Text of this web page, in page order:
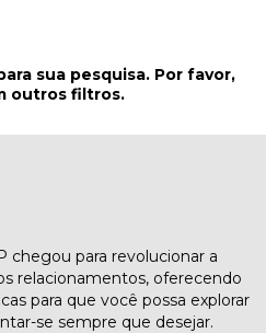
sua pesquisa. Por favor,
outros filtros.
chegou para revolucionar a
relacionamentos, oferecendo
para que você possa explorar
se sempre que desejar.